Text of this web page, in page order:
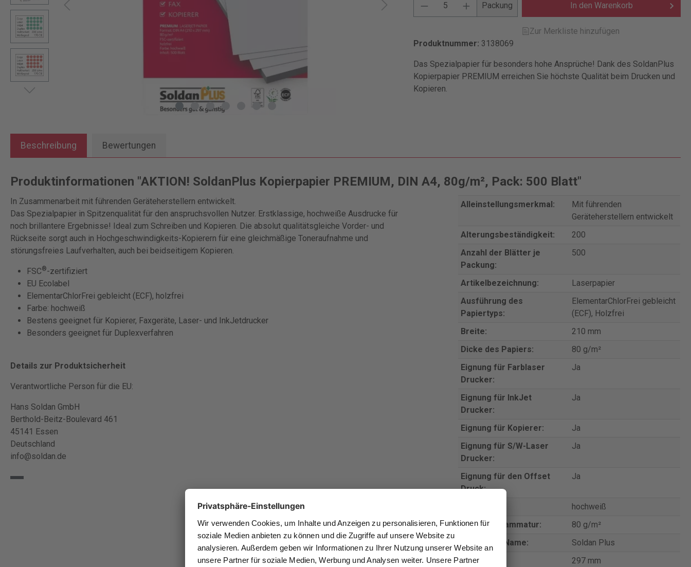
Packung In den Warenkorb
Zur Merkliste hinzufügen
Produktnummer: 3138069
Das Spezialpapier für besonders hohe Ansprüche! Dank des SoldanPlus
Kopierpapier PREMIUM erreichen Sie höchste Qualität beim Drucken und
Kopieren.
Beschreibung Bewertungen
Produktinformationen "AKTION! SoldanPlus Kopierpapier PREMIUM, DIN A4, 80g/m², Pack: 500 Blatt"
In Zusammenarbeit mit führenden Geräteherstellern entwickelt.
Das Spezialpapier in Spitzenqualität für den anspruchsvollen Nutzer. Erstklassige, hochweiße Ausdrucke für
noch brillantere Ergebnisse! Ideal zum Schreiben und Kopieren. Die absolut qualitätsgleiche Vorder- und
Rückseite sorgt auch in Hochgeschwindigkeits-Kopierern für eine gleichmäßige Toneraufnahme und
störungsfreies Laufverhalten, auch bei beidseitigem Kopieren.
FSC®-zertifiziert
EU Ecolabel
ElementarChlorFrei gebleicht (ECF), holzfrei
Farbe: hochweiß
Bestens geeignet für Kopierer, Faxgeräte, Laser- und InkJetdrucker
Besonders geeignet für Duplexverfahren
Details zur Produktsicherheit
Verantwortliche Person für die EU:
Hans Soldan GmbH
Berthold-Beitz-Boulevard 461
45141 Essen
Deutschland
info@soldan.de
Alleinstellungsmerkmal:
Mit führenden
Geräteherstellern entwickelt
Alterungsbeständigkeit:
200
Anzahl der Blätter je
Packung:
500
Artikelbezeichnung:
Laserpapier
Ausführung des
Papiertyps:
ElementarChlorFrei gebleicht
(ECF), Holzfrei
Breite:
210 mm
Dicke des Papiers:
80 g/m²
Eignung für Farblaser
Drucker:
Ja
Eignung für InkJet
Drucker:
Ja
Eignung für Kopierer:
Ja
Eignung für S/W-Laser
Drucker:
Ja
Eignung für den Offset
Druck:
Ja
hochweiß
Gewicht/Grammatur:
80 g/m²
Hersteller-Name:
Soldan Plus
Höhe:
297 mm